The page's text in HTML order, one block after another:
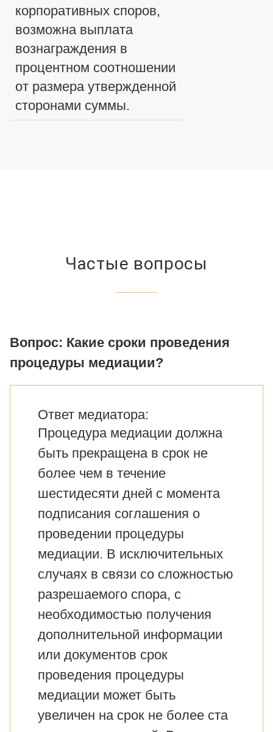
корпоративных споров,
возможна выплата
вознаграждения в
процентном соотношении
от размера утвержденной
сторонами суммы.
Частые вопросы
Вопрос: Какие сроки проведения
процедуры медиации?
Ответ медиатора:
Процедура медиации должна
быть прекращена в срок не
более чем в течение
шестидесяти дней с момента
подписания соглашения о
проведении процедуры
медиации. В исключительных
случаях в связи со сложностью
разрешаемого спора, с
необходимостью получения
дополнительной информации
или документов срок
проведения процедуры
медиации может быть
увеличен на срок не более ста